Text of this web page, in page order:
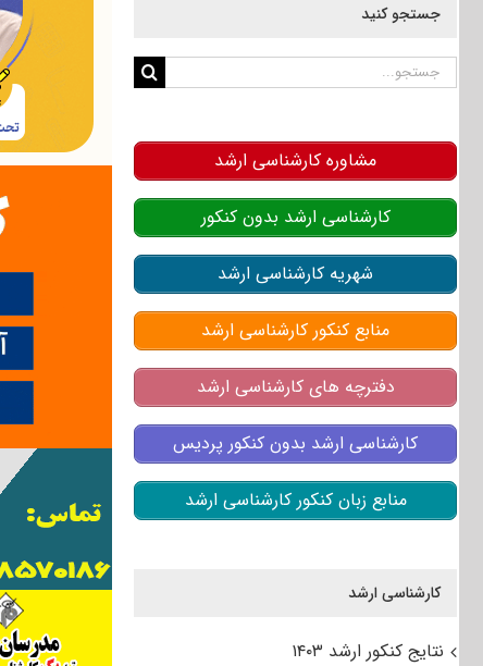
جستجو کنید
جستجو
مشاوره کارشناسی ارشد
کارشناسی ارشد بدون کنکور
شهریه کارشناسی ارشد
منابع کنکور کارشناسی ارشد
دفترچه های کارشناسی ارشد
کارشناسی ارشد بدون کنکور پردیس
منابع زبان کنکور کارشناسی ارشد
کارشناسی ارشد
نتایج کنکور ارشد ۱۴۰۳